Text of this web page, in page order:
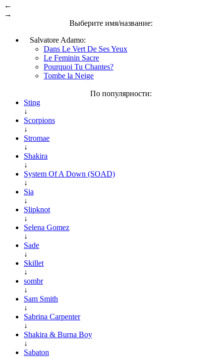
←
→
Выберите имя/название:
Salvatore Adamo:
Dans Le Vert De Ses Yeux
Le Feminin Sacre
Pourquoi Tu Chantes?
Tombe la Neige
По популярности:
Sting
↓
Scorpions
↓
Stromae
↓
Shakira
↓
System Of A Down (SOAD)
↓
Sia
↓
Slipknot
↓
Selena Gomez
↓
Sade
↓
Skillet
↓
sombr
↓
Sam Smith
↓
Sabrina Carpenter
↓
Shakira & Burna Boy
↓
Sabaton